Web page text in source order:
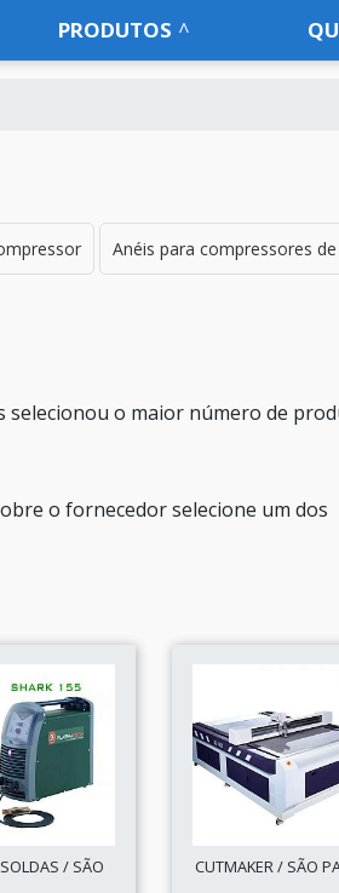
PRODUTOS
Anéis para compressores
selecionou o maior número de
o fornecedor selecione um dos
/ SÃO
CUTMAKER / SÃO